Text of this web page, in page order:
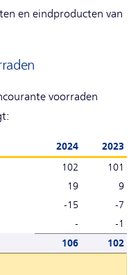
en eindproducten van
voorraden
2024
2023
102
101
19
9
-15
-7
-
-1
106 102